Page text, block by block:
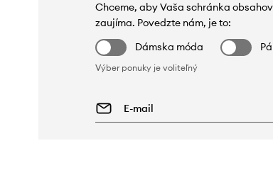
Chceme, aby Vaša schránka
zaujíma. Povedzte nám, je to:
Dámska móda
Výber ponuky je voliteľný